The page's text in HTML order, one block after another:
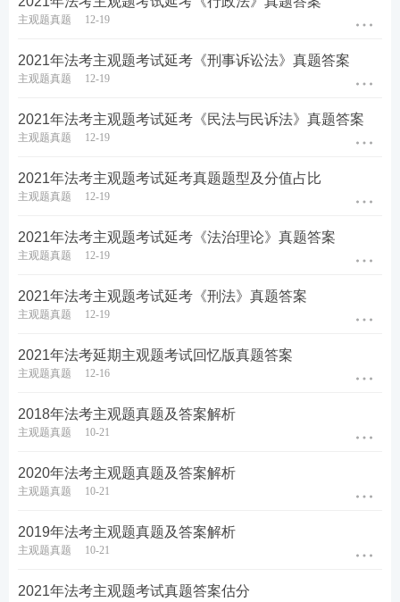
主观题真题 12-19
2021年法考主观题考试延考《刑事诉讼法》真题答案
主观题真题 12-19
2021年法考主观题考试延考《民法与民诉法》真题答案
主观题真题 12-19
2021年法考主观题考试延考真题题型及分值占比
主观题真题 12-19
2021年法考主观题考试延考《法治理论》真题答案
主观题真题 12-19
2021年法考主观题考试延考《刑法》真题答案
主观题真题 12-19
2021年法考延期主观题考试回忆版真题答案
主观题真题 12-16
2018年法考主观题真题及答案解析
主观题真题 10-21
2020年法考主观题真题及答案解析
主观题真题 10-21
2019年法考主观题真题及答案解析
主观题真题 10-21
2021年法考主观题考试真题答案估分